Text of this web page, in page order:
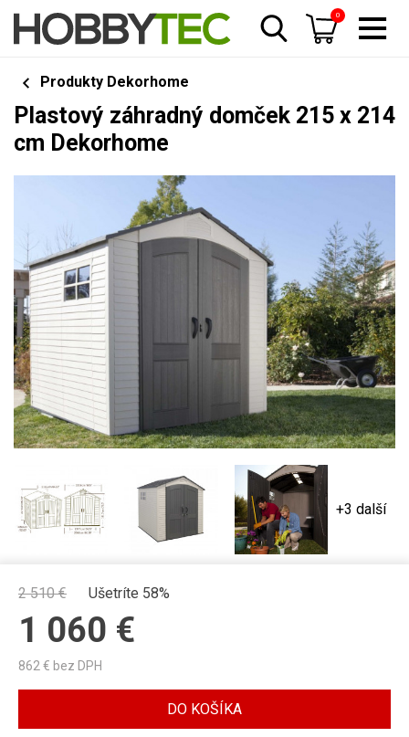
0
Produkty Dekorhome
Plastový záhradný domček 215 x 214
cm Dekorhome
+3 další
2 510€ Ušetríte 58%
1 060 €
862 € bez DPH
DO KOŠÍKA